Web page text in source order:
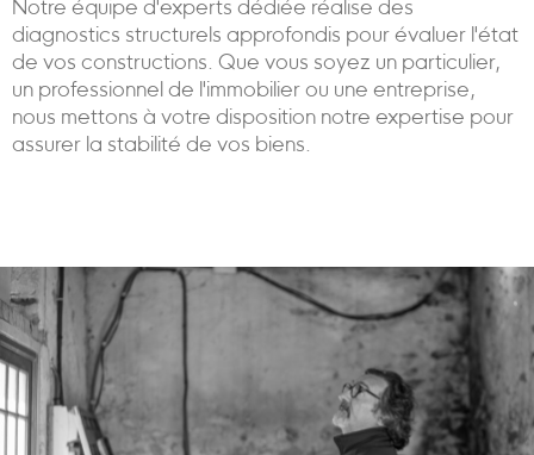
Notre équipe d'experts dédiée réalise des
diagnostics structurels approfondis pour évaluer l'état
de vos constructions. Que vous soyez un particulier,
un professionnel de l'immobilier ou une entreprise,
nous mettons à votre disposition notre expertise pour
assurer la stabilité de vos biens.